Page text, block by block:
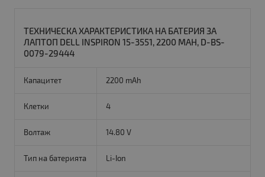
ТЕХНИЧЕСКА ХАРАКТЕРИСТИКА НА БАТЕРИЯ ЗА
ЛАПТОП DELL INSPIRON 15-3551, 2200 MAH, D-BS-
0079-29444
Капацитет 2200 mAh
Клетки 4
Волтаж 14.80 V
Тип на батерията Li-Ion